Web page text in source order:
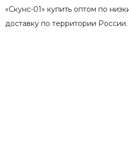
«Скунс-01» купить оптом по
доставку по территории России.